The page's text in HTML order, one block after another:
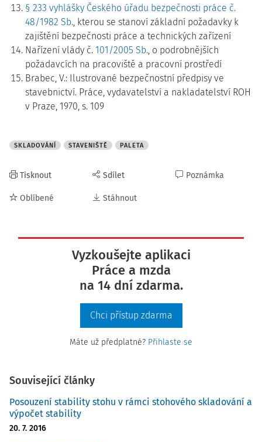
§ 233 vyhlášky Českého úřadu bezpečnosti práce č.
48/1982 Sb., kterou se stanoví základní požadavky k
zajištění bezpečnosti práce a technických zařízení
Nařízení vlády č. 101/2005 Sb., o podrobnějších
požadavcích na pracoviště a pracovní prostředí
Brabec, V.: Ilustrované bezpečnostní předpisy ve
stavebnictví. Práce, vydavatelství a nakladatelství ROH
v Praze, 1970, s. 109
SKLADOVÁNÍ STAVENIŠTĚ PALETA
Tisknout
Oblíbené
Sdílet
Stáhnout
Poznámka
Vyzkoušejte aplikaci
Práce a mzda
na 14 dní zdarma.
Chci přístup zdarma
Máte už předplatné? Přihlaste se
Související články
Posouzení stability stohu v rámci stohového skladování a
výpočet stability
20. 7. 2016